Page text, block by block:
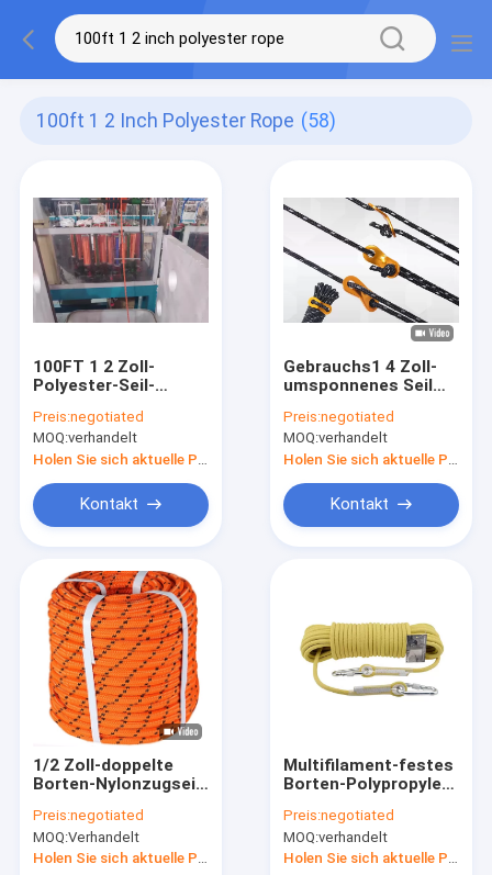
100ft 1 2 Inch Polyester Rope (58)
100FT 1 2 Zoll-
Polyester-Seil-
Wandern
Preis:negotiated
MOQ:verhandelt
Kontakt
Gebrauchs1 4 Zoll-
umsponnenes Seil
Baumwolle5mm für
Fracht
Preis:negotiated
MOQ:verhandelt
Kontakt
1/2 Zoll-doppelte
Borten-Nylonzugseil
Seil-
Preis:negotiated
MOQ:Verhandelt
Multifilament-festes
Borten-Polypropylen-
umsponnenes Seil
Preis:negotiated
MOQ:verhandelt